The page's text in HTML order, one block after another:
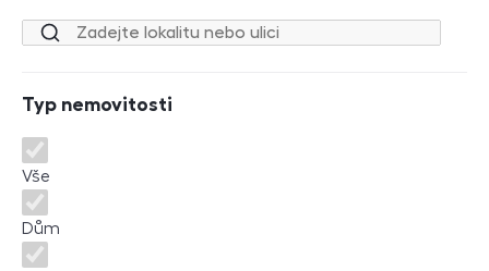
Lokalita nebo ulice
Typ nemovitosti
Typ nemovitosti
Vše
Dům